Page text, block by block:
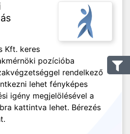
Kft. keres
pozícióba
rendelkező
lehet fényképes
igény megjelölésével a
kattintva lehet. Bérezés